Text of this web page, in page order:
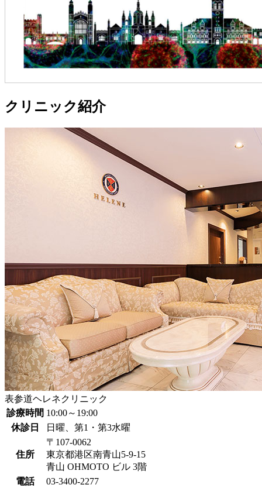
クリニック紹介
表参道ヘレネクリニック
診療時間 10:00～19:00
休診日
日曜、第1・第3水曜
住所
〒107-0062
東京都港区南青山5-9-15
青山 OHMOTO ビル 3階
電話
03-3400-2277